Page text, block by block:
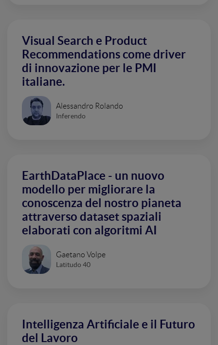
Visual Search e Product
Recommendations come driver
di innovazione per le PMI
italiane.
Alessandro Rolando
Inferendo
EarthDataPlace - un nuovo
modello per migliorare la
conoscenza del nostro pianeta
attraverso dataset spaziali
elaborati con algoritmi AI
Gaetano Volpe
Latitudo 40
Intelligenza Artificiale e il Futuro
del Lavoro